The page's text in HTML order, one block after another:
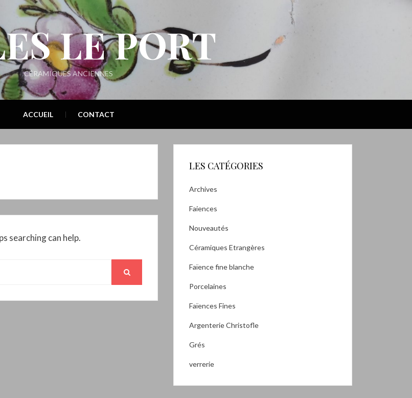
LE PORT
CÉRAMIQUES ANCIENNES
ACCUEIL CONTACT
searching can help.
LES CATÉGORIES
Archives
Faiences
Nouveautés
Céramiques Etrangères
Faïence fine blanche
Porcelaines
Faïences Fines
Argenterie Christofle
Grés
verrerie